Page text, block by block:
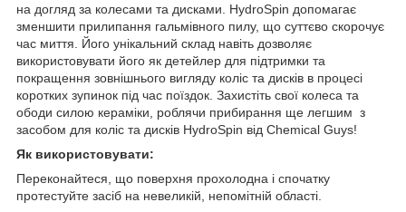
на догляд за колесами та дисками. HydroSpin допомагає
зменшити прилипання гальмівного пилу, що суттєво скорочує
час миття. Його унікальний склад навіть дозволяє
використовувати його як детейлер для підтримки та
покращення зовнішнього вигляду коліс та дисків в процесі
коротких зупинок під час поїздок. Захистіть свої колеса та
ободи силою кераміки, роблячи прибирання ще легшим з
засобом для коліс та дисків HydroSpin від Chemical Guys!
Як використовувати:
Переконайтеся, що поверхня прохолодна і спочатку
протестуйте засіб на невеликій, непомітній області.